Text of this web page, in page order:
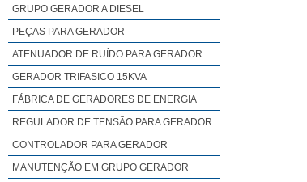
GRUPO GERADOR A DIESEL
PEÇAS PARA GERADOR
ATENUADOR DE RUÍDO PARA GERADOR
GERADOR TRIFASICO 15KVA
FÁBRICA DE GERADORES DE ENERGIA
REGULADOR DE TENSÃO PARA GERADOR
CONTROLADOR PARA GERADOR
MANUTENÇÃO EM GRUPO GERADOR